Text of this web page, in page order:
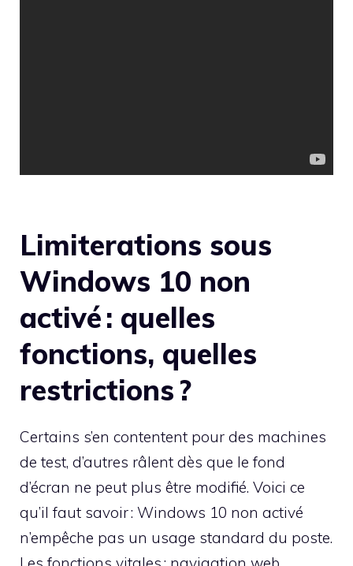
Limiterations sous
Windows 10 non
activé : quelles
fonctions, quelles
restrictions ?
Certains s’en contentent pour des machines
de test, d’autres râlent dès que le fond
d’écran ne peut plus être modifié. Voici ce
qu’il faut savoir : Windows 10 non activé
n’empêche pas un usage standard du poste.